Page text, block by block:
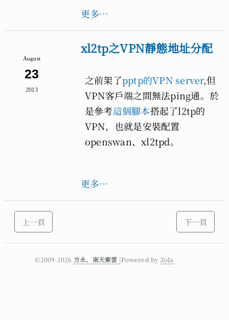
更多…
August
23
2013
xl2tp之VPN靜態地址分配
之前架了pptp的VPN server,但
VPN客戶端之間無法ping通。於
是參考這個腳本搭起了l2tp的
VPN，也就是安裝配置
openswan、xl2tpd。
更多…
上一頁 下一頁
©2009-2026 方永、南天紫雲 |Powered by Zola